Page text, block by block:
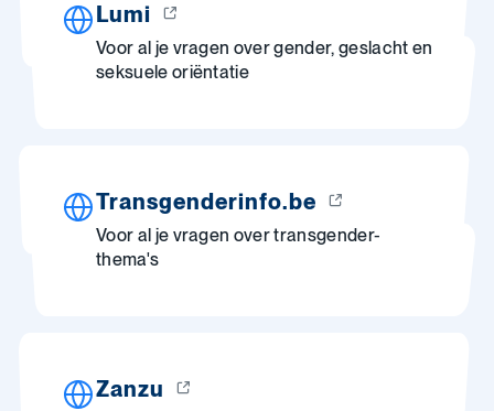
Lumi
Voor al je vragen over gender, geslacht en
seksuele oriëntatie
Transgenderinfo.be
Voor al je vragen over transgender-
thema's
Zanzu